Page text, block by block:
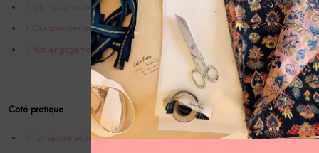
Où nous trouver
Qui sommes nous ?
Nos engagements
Coté pratique
Livraisons et retrours